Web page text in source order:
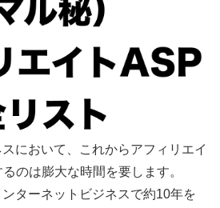
において、これからアフィリエイ
のは膨大な時間を要します。
ターネットビジネスで約10年を